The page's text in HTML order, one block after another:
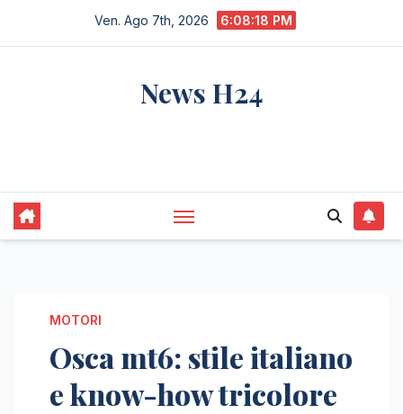
Ven. Ago 7th, 2026 6:08:19 PM
News H24
MOTORI
Osca mt6: stile italiano
e know-how tricolore